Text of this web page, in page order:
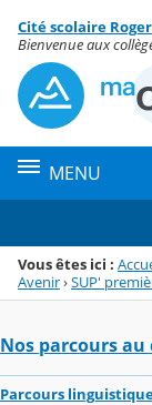
Menu de la
Contenu
Cité scolaire
Bienvenue aux
MENU
Vous êtes ici :
Avenir›SUP'
Nos parcours au
Parcours